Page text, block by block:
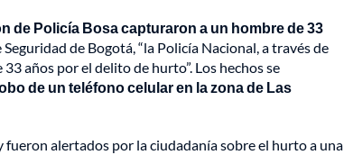
de Policía Bosa capturaron a un hombre de 33
de Bogotá, “la Policía Nacional, a través de
años por el delito de hurto”. Los hechos se
de un teléfono celular en la zona de Las
alertados por la ciudadanía sobre el hurto a una